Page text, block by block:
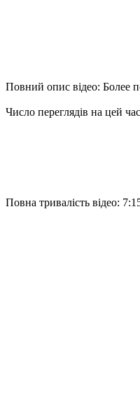
Повний опис відео: Более
Число переглядів на цей
Повна тривалість відео: